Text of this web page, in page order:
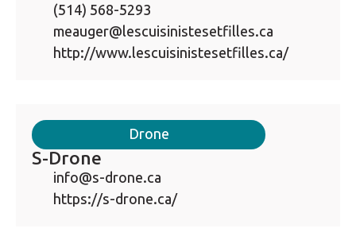
(514) 568-5293
meauger@lescuisinistesetfilles.ca
http://www.lescuisinistesetfilles.ca/
Drone
S-Drone
info@s-drone.ca
https://s-drone.ca/